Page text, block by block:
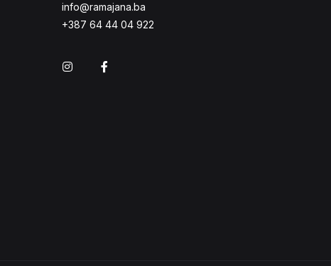
info@ramajana.ba
+387 64 44 04 922
Instagram